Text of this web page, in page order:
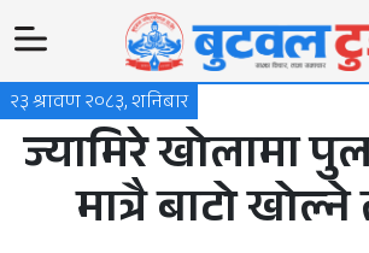
२३ श्रावण २०८३, शनिबार
ज्यामिरे खोलामा
मात्रै बाटो खोल्ने